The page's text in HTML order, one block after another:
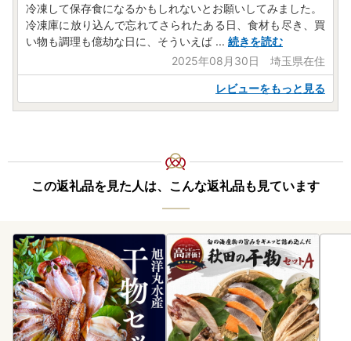
冷凍して保存食になるかもしれないとお願いしてみました。
冷凍庫に放り込んで忘れてさられたある日、食材も尽き、買
い物も調理も億劫な日に、そういえば ... 続きを読む
2025年08月30日 埼玉県在住
レビューをもっと見る
この返礼品を見た人は、こんな返礼品も見ています